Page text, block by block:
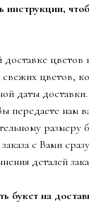
инструкции,
цветов
свежих цветов,
даты доставки.
передаете нам
размеру
с Вами
деталей
букет на